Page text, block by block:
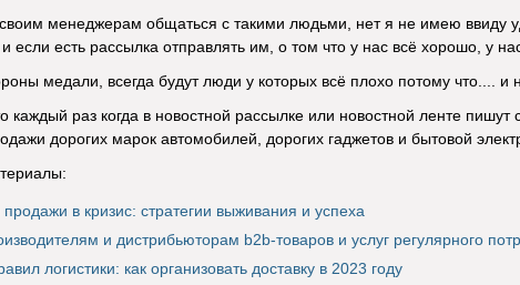
менеджерам общаться с такими людьми, нет я не имею ввиду
если есть рассылка отправлять им, о том что у нас всё хорошо, у
медали, всегда будут люди у которых всё плохо потому что.... и
каждый раз когда в новостной рассылке или новостной ленте пишут
дорогих марок автомобилей, дорогих гаджетов и бытовой
продажи в кризис: стратегии выживания и успеха
и дистрибьюторам b2b-товаров и услуг регулярного
логистики: как организовать доставку в 2023 году